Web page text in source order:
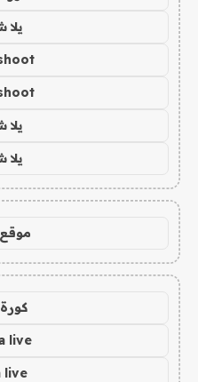
live
live